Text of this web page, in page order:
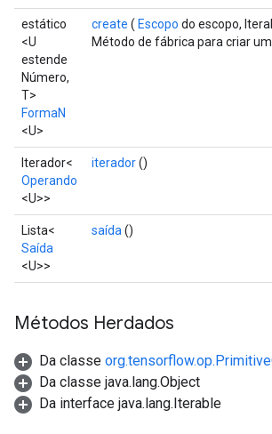
estático
<U
estende
Número,
T>
FormaN
<U>
create ( Escopo do escopo,
Método de fábrica para criar
Iterador<
Operando
<U>>
iterador()
Lista<
Saída
<U>>
saída ()
Métodos Herdados
Da classe
Da classe java.lang.Object
Da interface java.lang.Iterable